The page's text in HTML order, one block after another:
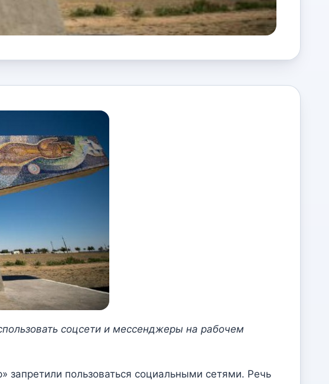
соцсети и мессенджеры на рабочем
пользоваться социальными сетями. Речь